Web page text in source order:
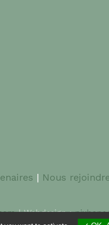
| Nous
| Webdesign :